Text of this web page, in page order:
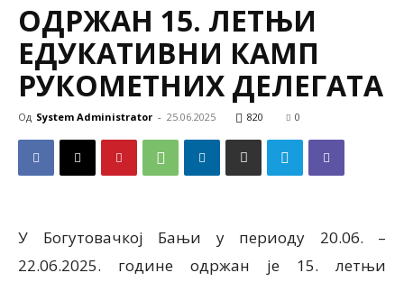
ОДРЖАН 15. ЛЕТЊИ
ЕДУКАТИВНИ КАМП
РУКОМЕТНИХ ДЕЛЕГАТА
Од System Administrator - 25.06.2025 820 0
У Богутовачкој Бањи у периоду 20.06. –
22.06.2025. године одржан је 15. летњи